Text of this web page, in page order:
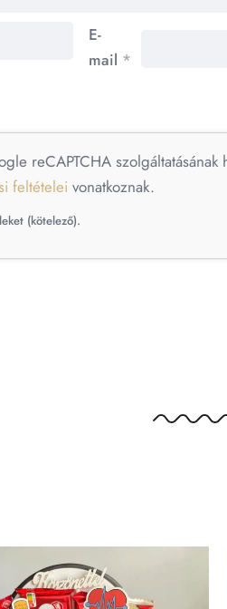
E-
mail *
reCAPTCHA
feltételei vonatkoznak.
(kötelező).